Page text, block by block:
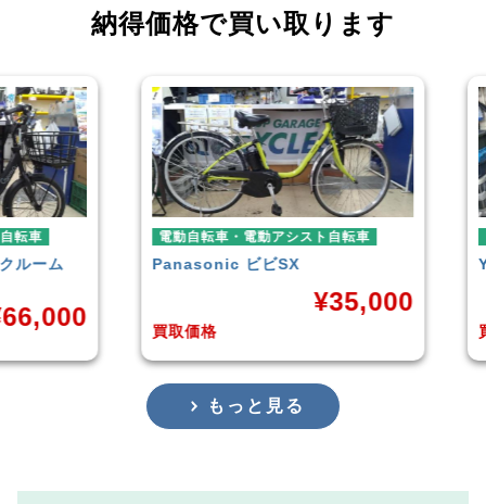
納得価格で買い取ります
ム
電動自転車・電動アシスト自転車
PanasonicビビSX
買取価格
35,000
買取
もっと見る